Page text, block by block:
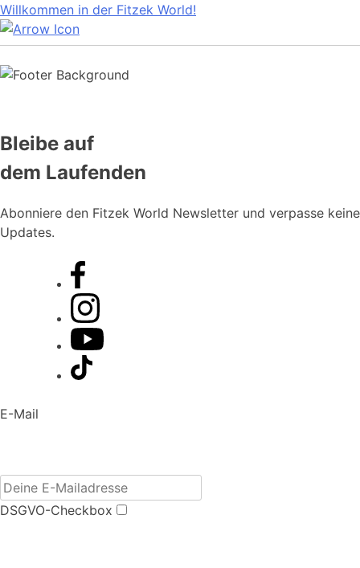
Willkommen in der Fitzek World!
Bleibe auf
dem Laufenden
Abonniere den Fitzek World Newsletter und verpasse keine
Updates.
E-Mail
DSGVO-Checkbox